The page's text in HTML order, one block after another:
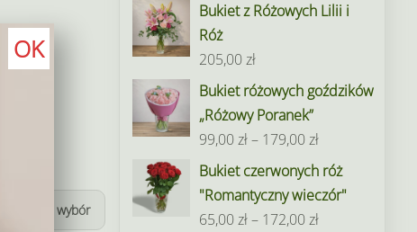
Wyczyść wybór
od
195,00 zł
Bukiet z Różowych Lilii i
Róż
205,00zł
Bukiet różowych goździków
„Różowy Poranek”
99,00zł– 179,00złZakres
cen:
od
Bukiet czerwonych róż
"Romantyczny wieczór"
65,00zł– 172,00złZakres
OK